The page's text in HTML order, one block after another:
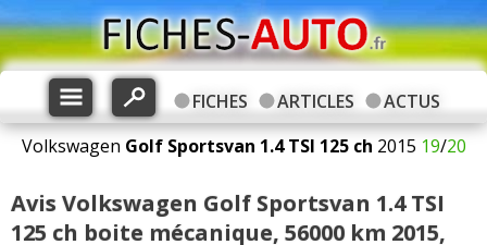
FICHES ARTICLES
ACTUS
Volkswagen Golf Sportsvan 1.4 TSI 125 ch 2015 19/20
Avis Volkswagen Golf Sportsvan 1.4 TSI
125 ch boite mécanique, 56000 km 2015,